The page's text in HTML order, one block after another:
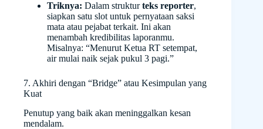
Triknya: Dalam strukturteks reporter,
siapkan satu slot untuk pernyataan saksi
mata atau pejabat terkait. Ini akan
menambah kredibilitas laporanmu.
Misalnya: “Menurut Ketua RT setempat,
air mulai naik sejak pukul 3 pagi.”
7. Akhiri dengan “Bridge” atau Kesimpulan yang
Kuat
Penutup yang baik akan meninggalkan kesan
mendalam.